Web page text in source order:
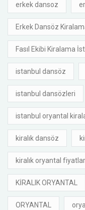
erkek dansoz
Erkek Dansöz
Fasıl Ekibi Kiralama
istanbul dansöz
istanbul dansözleri
istanbul oryantal
kiralık dansöz
kiralık oryantal
KİRALIK ORYANTAL
ORYANTAL